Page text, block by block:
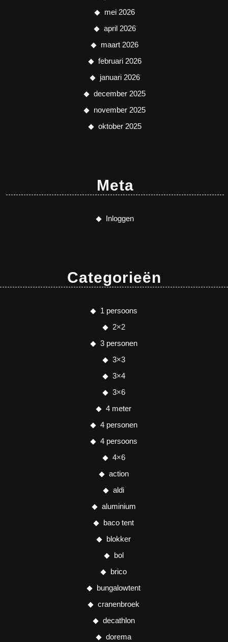
mei 2026
april 2026
maart 2026
februari 2026
januari 2026
december 2025
november 2025
oktober 2025
Meta
Inloggen
Categorieën
1 persoons
2×2
3 personen
3×3
3×4
3×6
4 meter
4 personen
4 persoons
4×6
action
aldi
aluminium
baco tent
blokker
bol
brico
bungalowtent
cranenbroek
decathlon
dorema